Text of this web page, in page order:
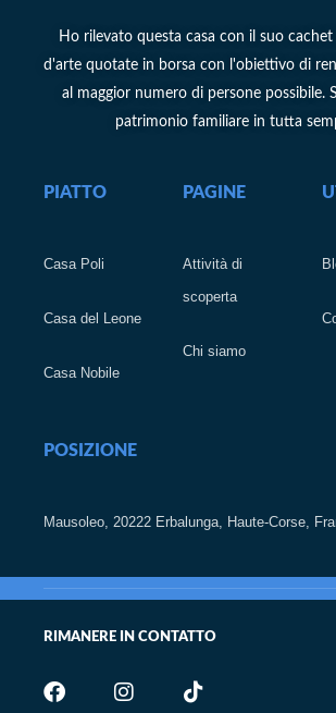
Ho rilevato questa casa con il suo cachet
d'arte quotate in borsa con l'obiettivo di
al maggior numero di persone possibile.
patrimonio familiare in tutta
PIATTO
Casa Poli
Casa del Leone
Casa Nobile
PAGINE
Attività di
scoperta
Chi siamo
POSIZIONE
Mausoleo, 20222 Erbalunga, Haute-Corse,
RIMANERE IN CONTATTO